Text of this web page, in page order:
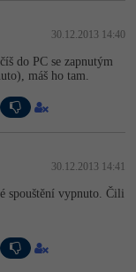
30.12.2013 14:40
do PC se zapnutým
máš ho tam.
30.12.2013 14:41
spouštění vypnuto. Čili